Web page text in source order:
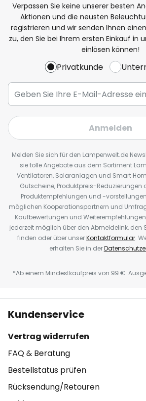
Verpassen Sie keine unserer besten
Aktionen und die neusten
registrieren und wir senden Ihnen einen
zu, den Sie bei Ihrem ersten Einkauf in
einlösen können!
Privatkunde
Anmelden
Melden Sie sich für den Lampenwelt.de
sie tolle Angebote aus dem Sortiment
Ventilatoren, Solaranlagen und Smart
Gutscheine, Produktpreis-Reduzierungen
Produktempfehlungen und -
möglichen Kooperationspartnern und
Kaufbewertungen und
jederzeit möglich über den Abmeldelink, den
finden oder über unserKontaktformular.
erhalten Sie in der
*Ab einem Mindestkaufpreis von 99 €.
Kundenservice
Vertrag widerrufen
FAQ & Beratung
Bestellstatus prüfen
Rücksendung/Retouren